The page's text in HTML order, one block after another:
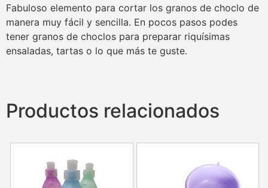
Fabuloso elemento para cortar los granos de choclo de
manera muy fácil y sencilla. En pocos pasos podes
tener granos de choclos para preparar riquísimas
ensaladas, tartas o lo que más te guste.
Productos relacionados